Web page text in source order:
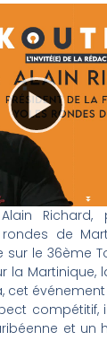
de
sur le 36ème
la Martinique,
cet
compétitif,
et un